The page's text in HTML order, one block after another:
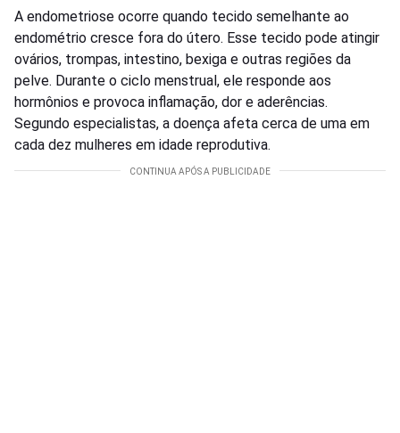
A endometriose ocorre quando tecido semelhante ao
endométrio cresce fora do útero. Esse tecido pode atingir
ovários, trompas, intestino, bexiga e outras regiões da
pelve. Durante o ciclo menstrual, ele responde aos
hormônios e provoca inflamação, dor e aderências.
Segundo especialistas, a doença afeta cerca de uma em
cada dez mulheres em idade reprodutiva.